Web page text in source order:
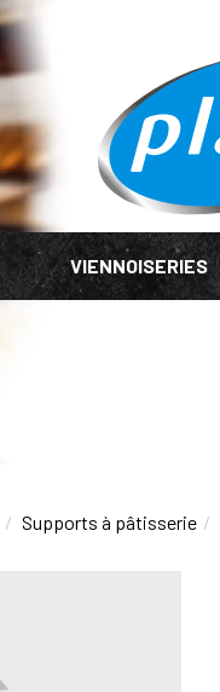
VIENNOISERIES
Supports à pâtisserie